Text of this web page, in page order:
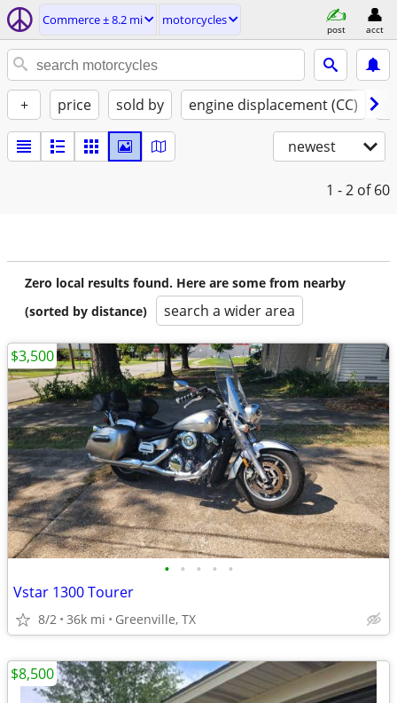
Commerce ± 8.2 mi motorcycles
post acct
+ price sold by engine displacement (CC)
newest
1 - 2 of 60
Zero local results found. Here are some from nearby
(sorted by distance)
search a wider area
• • • • •
Vstar 1300 Tourer
8/2 36k mi Greenville, TX
$3,500
$8,500